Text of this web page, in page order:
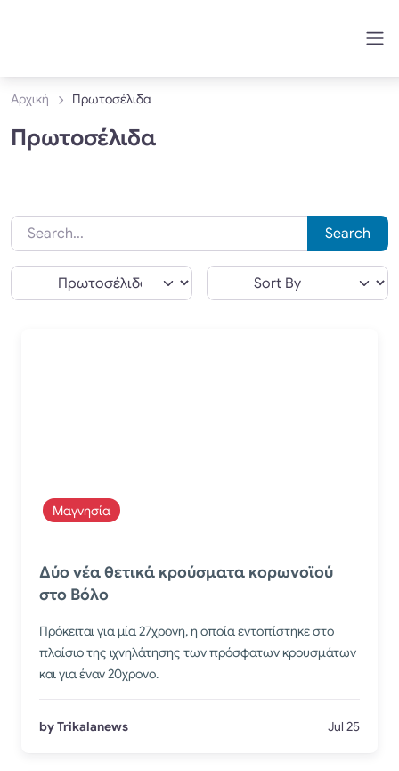
Αρχική Πρωτοσέλιδα
Πρωτοσέλιδα
Search
Μαγνησία
Δύο νέα θετικά κρούσματα κορωνοϊού
στο Βόλο
Πρόκειται για μία 27χρονη, η οποία εντοπίστηκε στο
πλαίσιο της ιχνηλάτησης των πρόσφατων κρουσμάτων
και για έναν 20χρονο.
by Trikalanews Jul 25